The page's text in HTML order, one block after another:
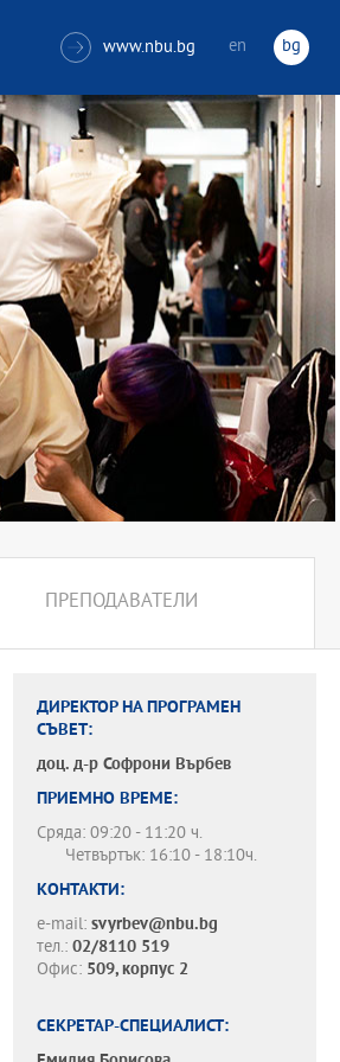
 www.nbu.bg en bg
ПРЕПОДАВАТЕЛИ
ДИРЕКТОР НА ПРОГРАМЕН
СЪВЕТ:
доц. д-р Софрони Върбев
ПРИЕМНО ВРЕМЕ:
Сряда: 09:20 - 11:20 ч.
Четвъртък: 16:10 - 18:10ч.
КОНТАКТИ:
e-mail: svyrbev@nbu.bg
тел.: 02/8110 519
Офис: 509, корпус 2
СЕКРЕТАР-СПЕЦИАЛИСТ: